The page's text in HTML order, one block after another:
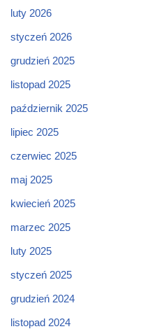
luty 2026
styczeń 2026
grudzień 2025
listopad 2025
październik 2025
lipiec 2025
czerwiec 2025
maj 2025
kwiecień 2025
marzec 2025
luty 2025
styczeń 2025
grudzień 2024
listopad 2024